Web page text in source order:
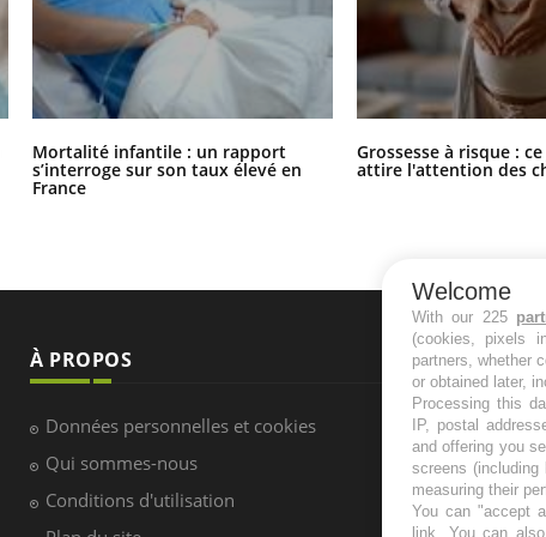
Mortalité infantile : un rapport
s’interroge sur son taux élevé en
France
Grossesse à risque :
attire l'attention des
À PROPOS
Données personnelles et cookies
Qui sommes-nous
Conditions d'utilisation
Recevez
infos santé
Welcome
With our 225
(cookies, pixels
partners, whether
or obtained later,
Processing this
IP, postal
and offering you
screens
measuring their
You can "accept
link . You can